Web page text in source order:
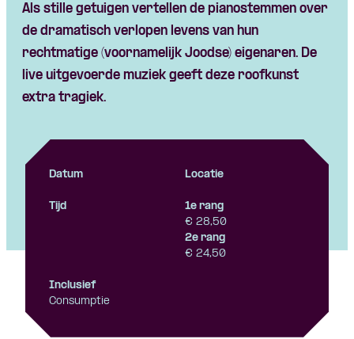
Als stille getuigen vertellen de pianostemmen over
de dramatisch verlopen levens van hun
rechtmatige (voornamelijk Joodse) eigenaren. De
live uitgevoerde muziek geeft deze roofkunst
extra tragiek.
Datum Locatie
Tijd
1e rang
€ 28,50
2e rang
€ 24,50
Inclusief
Consumptie